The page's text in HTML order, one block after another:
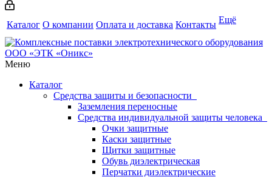
Каталог О компании Оплата и доставка Контакты Ещё
Меню
Каталог
Средства защиты и безопасности
Заземления переносные
Средства индивидуальной защиты человека
Очки защитные
Каски защитные
Щитки защитные
Обувь диэлектрическая
Перчатки диэлектрические